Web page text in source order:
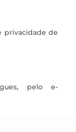
privacidade de
pelo e-